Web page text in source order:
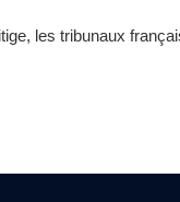
les tribunaux